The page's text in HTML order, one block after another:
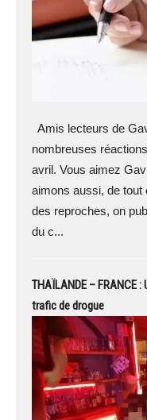
Amis lecteurs de
nombreuses
avril. Vous aimez
aimons aussi, de
des reproches, on
du c...
THAÏLANDE – FRANCE
trafic de drogue